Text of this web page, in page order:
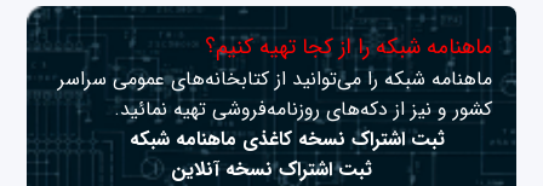
ماهنامه شبکه را از کجا تهیه کنیم؟
ماهنامه شبکه را می‌توانید از کتابخانه‌های عمومی سراسر
کشور و نیز از دکه‌های روزنامه‌فروشی تهیه نمائید.
ثبت اشتراک نسخه کاغذی ماهنامه شبکه
ثبت اشتراک نسخه آنلاین